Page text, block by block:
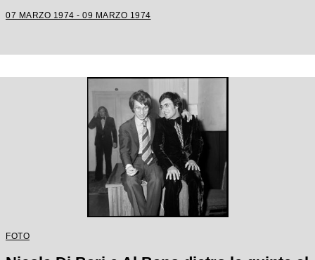
07 MARZO 1974 - 09 MARZO 1974
FOTO